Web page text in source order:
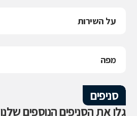
על השירות
מפה
סניפים
גלו את הסניפים הנוספים שלנו